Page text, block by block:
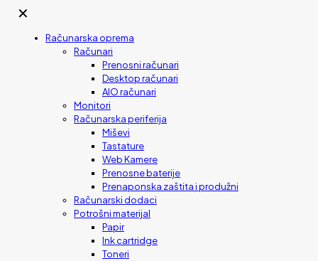
✕
Računarska oprema
Računari
Prenosni računari
Desktop računari
AIO računari
Monitori
Računarska periferija
Miševi
Tastature
Web Kamere
Prenosne baterije
Prenaponska zaštita i produžni
Računarski dodaci
Potrošni materijal
Papir
Ink cartridge
Toneri